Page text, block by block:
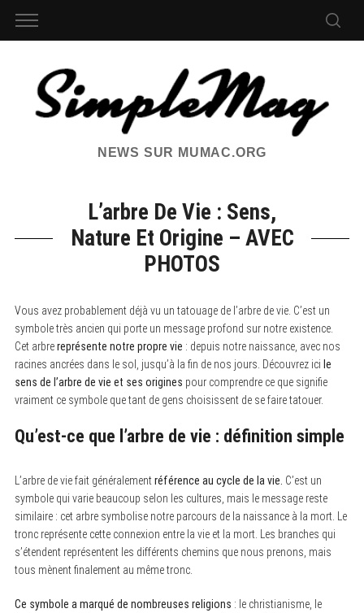
NEWS SUR MUMAC.ORG
L’arbre De Vie : Sens,
Nature Et Origine – AVEC
PHOTOS
Vous avez probablement déjà vu un tatouage de l’arbre de vie. C’est un
symbole très ancien qui porte un message profond sur notre existence.
Cet arbrereprésente notre propre vie : depuis notre naissance, avec nos
racines ancrées dans le sol, jusqu’à la fin de nos jours. Découvrez ici le
sens de l’arbre de vie et ses origines pour comprendre ce que signifie
vraiment ce symbole que tant de gens choisissent de se faire tatouer.
Qu’est-ce que l’arbre de vie : définition simple
L’arbre de vie fait généralementréférence au cycle de la vie. C’est un
symbole qui varie beaucoup selon les cultures, mais le message reste
similaire : cet arbre symbolise notre parcours de la naissance à la mort. Le
tronc représente cette connexion entre la vie et la mort. Les branches qui
s’étendent représentent les différents chemins que nous prenons, mais
tous mènent finalement au même tronc.
Ce symbole a marqué de nombreuses religions : le christianisme, le